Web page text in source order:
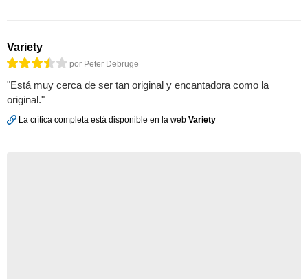
Variety
por Peter Debruge
"Está muy cerca de ser tan original y encantadora como la
original."
La crítica completa está disponible en la web Variety